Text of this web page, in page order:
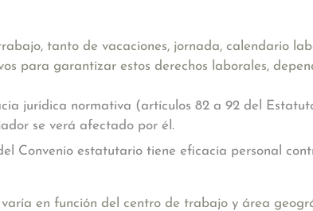
tanto de vacaciones, jornada, calendario
para garantizar estos derechos laborales,
jurídica normativa (artículos 82 a 92 del
se verá afectado por él.
Convenio estatutario tiene eficacia personal
en función del centro de trabajo y área